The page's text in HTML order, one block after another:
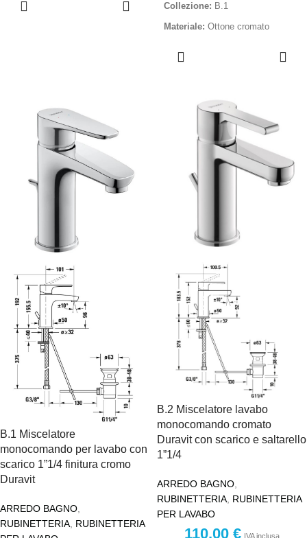
Corpo incasso: Incluso
Collezione: B.1
Materiale: Ottone cromato
monocomando bidet
Destinazione d’Uso:
Codice produttore:
B12400001010
B.1 Miscelatore
monocomando per lavabo con
scarico 1”1/4 finitura cromo
Duravit
ARREDO BAGNO,
RUBINETTERIA, RUBINETTERIA
B.2 Miscelatore lavabo
monocomando cromato
Duravit con scarico e saltarello
1”1/4
ARREDO BAGNO
RUBINETTERIA RUBINETTERIA
PER LAVABO
110,00 € IVA inclusa